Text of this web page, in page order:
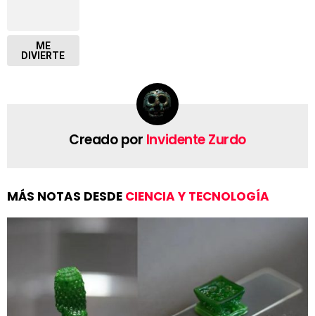
ME
DIVIERTE
Creado por Invidente Zurdo
MÁS NOTAS DESDE CIENCIA Y TECNOLOGÍA